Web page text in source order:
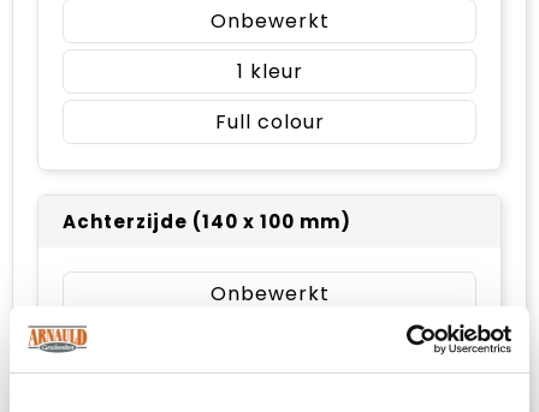
Onbewerkt
1
Full colour
Achterzijde (140 x 100 mm)
Onbewerkt